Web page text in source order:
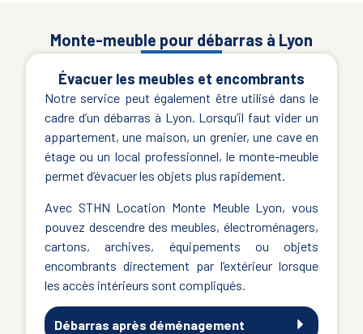
Monte-meuble pour débarras à Lyon
Évacuer les meubles et encombrants
Notre service peut également être utilisé dans le
cadre d’un débarras à Lyon. Lorsqu’il faut vider un
appartement, une maison, un grenier, une cave en
étage ou un local professionnel, le monte-meuble
permet d’évacuer les objets plus rapidement.
Avec STHN Location Monte Meuble Lyon, vous
pouvez descendre des meubles, électroménagers,
cartons, archives, équipements ou objets
encombrants directement par l’extérieur lorsque
les accès intérieurs sont compliqués.
Débarras après déménagement